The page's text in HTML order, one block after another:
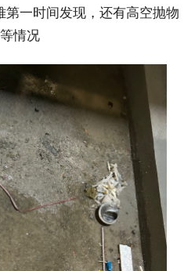
一时间发现，还有高空抛物
等情况